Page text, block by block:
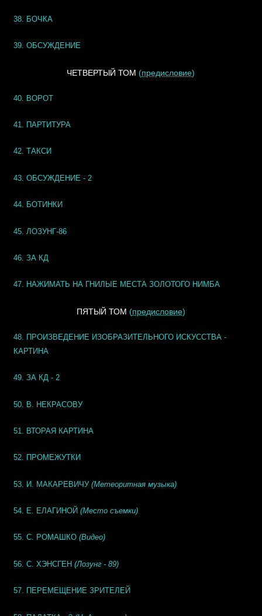
38. БОЧКА
39. ОБСУЖДЕНИЕ
ЧЕТВЕРТЫЙ ТОМ (предисловие)
40. ВОРОТ
41. ПАРТИТУРА
42. ТАКСИ
43. ОБСУЖДЕНИЕ - 2
44. БОТИНКИ
45. ЛОЗУНГ-86
46. ЗА КД
47. НАЖИМАТЬ НА ГНИЛЫЕ МЕСТА ЗОЛОТОГО НИМБА
ПЯТЫЙ ТОМ (предисловие)
48. ПРОИЗВЕДЕНИЕ ИЗОБРАЗИТЕЛЬНОГО ИСКУССТВА -
КАРТИНА
49. ЗА КД - 2
50. В. НЕКРАСОВУ
51. ВТОРАЯ КАРТИНА
52. ПРОМЕЖУТКИ
53. И. МАКАРЕВИЧУ (Метеоритная музыка)
54. Е. ЕЛАГИНОЙ (Место съемки)
55. С. РОМАШКО (Видео)
56. С. ХЭНСГЕН (Лозунг - 89)
57. ПЕРЕМЕЩЕНИЕ ЗРИТЕЛЕЙ